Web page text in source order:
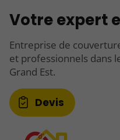
Votre expert
Entreprise de
et professionnels dans
Grand Est.
Devis